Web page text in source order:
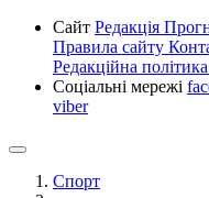
Сайт Редакція
Правила сайту
Редакційна політика
Соціальні мережі
viber
Спорт